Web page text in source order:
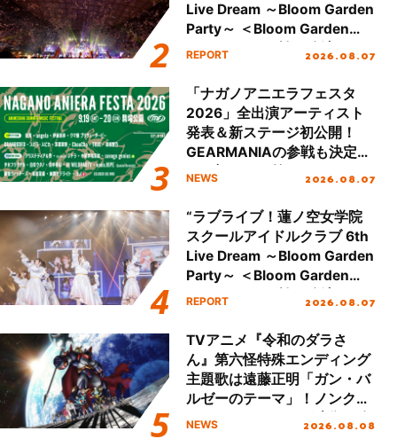
Live Dream ～Bloom Garden
Party～ ＜Bloom Garden
Party Stage／埼玉公演＞”
REPORT 2026.08.07
「ナガノアニエラフェスタ
2026」全出演アーティスト
発表＆新ステージ初公開！
GEARMANIAの参戦も決定
し、初となる第3ステージの
NEWS 2026.08.07
“ラブライブ！蓮ノ空女学院
スクールアイドルクラブ 6th
Live Dream ～Bloom Garden
Party～ ＜Bloom Garden
Party Stage／埼玉公演＞”
REPORT 2026.08.07
TVアニメ『令和のダラさ
ん』第六怪特殊エンディング
主題歌は遠藤正明「ガン・バ
ルゼーのテーマ」！ノンクレ
ジットエンディング映像も公
NEWS 2026.08.08